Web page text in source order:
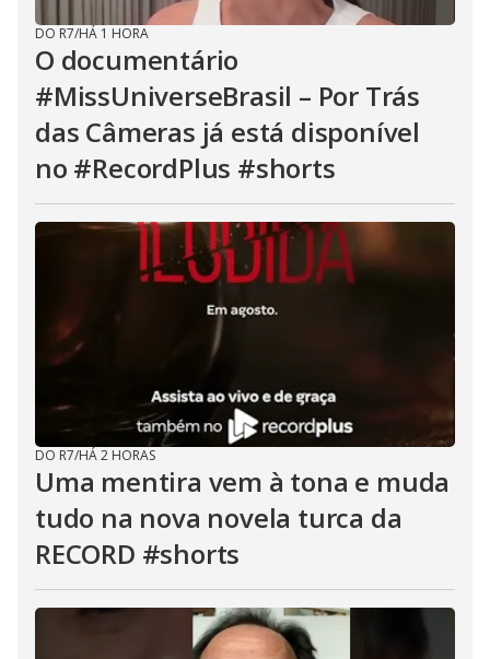
DO R7/HÁ 1 HORA
O documentário
#MissUniverseBrasil – Por Trás
das Câmeras já está disponível
no #RecordPlus #shorts
DO R7/HÁ 2 HORAS
Uma mentira vem à tona e muda
tudo na nova novela turca da
RECORD #shorts